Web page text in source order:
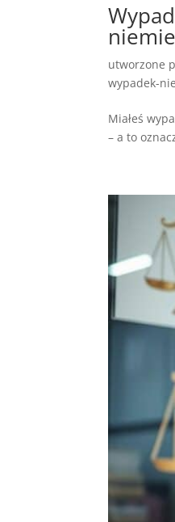
utworzone
wypadek-
Miałeś
– a to